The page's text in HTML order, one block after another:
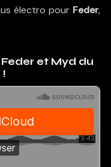
électro pour Feder,
et Myd du
!